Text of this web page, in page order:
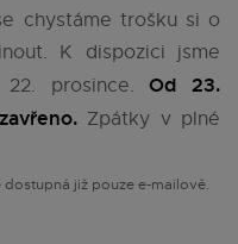
chystáme trošku si o
K dispozici jsme
prosince.Od 23.
Zpátky v plné
již pouze e-mailově.